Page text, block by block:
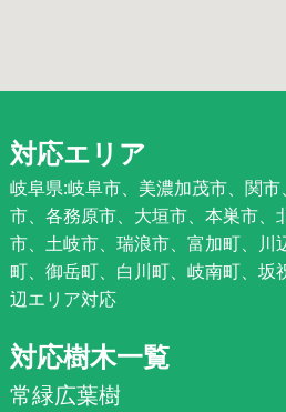
対応エリア
岐阜県:岐阜市、美濃加茂市、関
市、各務原市、大垣市、本巣市、
市、土岐市、瑞浪市、富加町、川
町、御岳町、白川町、岐南町、坂
辺エリア対応
対応樹木一覧
常緑広葉樹